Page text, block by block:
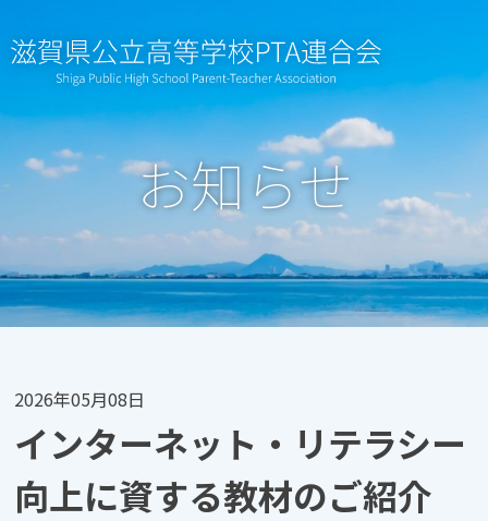
to
content
お知らせ
2026年05月08日
インターネット・リテラシー
向上に資する教材のご紹介